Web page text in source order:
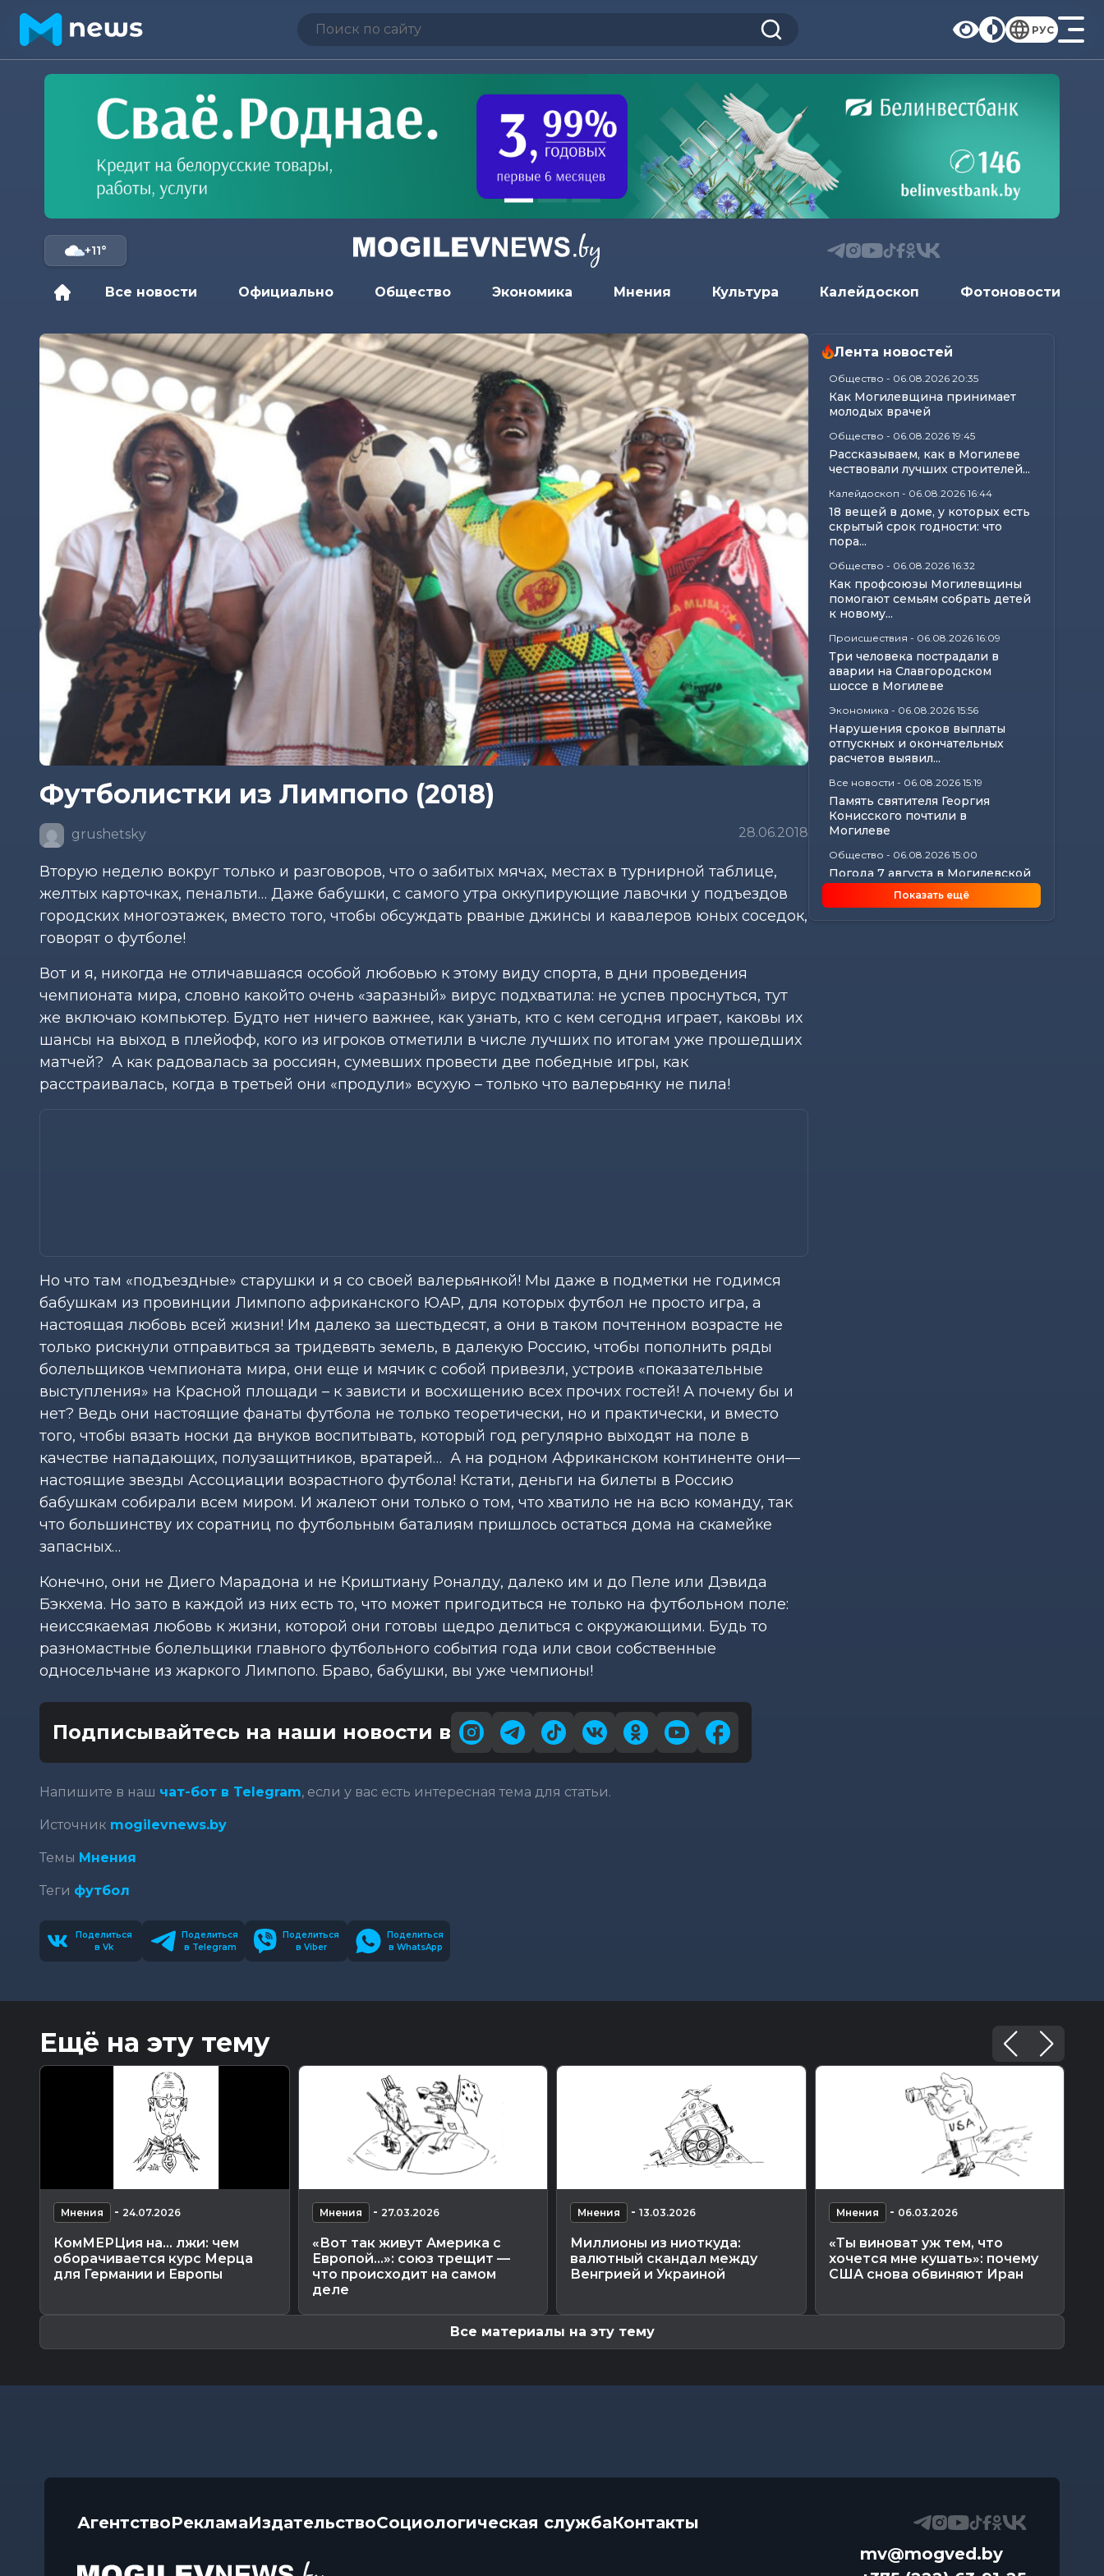
РУС
+11°
Все новости Официально Общество Экономика Мнения Культура Калейдоскоп Фотоновости
Футболистки из Лимпопо (2018)
grushetsky 28.06.2018
Вторую неделю вокруг только и разговоров, что о забитых мячах, местах в турнирной таблице,
желтых карточках, пенальти… Даже бабушки, с самого утра оккупирующие лавочки у подъездов
городских многоэтажек, вместо того, чтобы обсуждать рваные джинсы и кавалеров юных соседок,
говорят о футболе!
Вот и я, никогда не отличавшаяся особой любовью к этому виду спорта, в дни проведения
чемпионата мира, словно какой­то очень «заразный» вирус подхватила: не успев проснуться, тут
же включаю компьютер. Будто нет ничего важнее, как узнать, кто с кем сегодня играет, каковы их
шансы на выход в плей­офф, кого из игроков отметили в числе лучших по итогам уже прошедших
матчей? А как радовалась за россиян, сумевших провести две победные игры, как
расстраивалась, когда в третьей они «продули» всухую – только что валерьянку не пила!
Но что там «подъездные» старушки и я со своей валерьянкой! Мы даже в подметки не годимся
бабушкам из провинции Лимпопо африканского ЮАР, для которых футбол не просто игра, а
настоящая любовь всей жизни! Им далеко за шестьдесят, а они в таком почтенном возрасте не
только рискнули отправиться за тридевять земель, в далекую Россию, чтобы пополнить ряды
болельщиков чемпионата мира, они еще и мячик с собой привезли, устроив «показательные
выступления» на Красной площади – к зависти и восхищению всех прочих гостей! А почему бы и
нет? Ведь они настоящие фанаты футбола не только теоретически, но и практически, и вместо
того, чтобы вязать носки да внуков воспитывать, который год регулярно выходят на поле в
качестве нападающих, полузащитников, вратарей… А на родном Африканском континенте они—
настоящие звезды Ассоциации возрастного футбола! Кстати, деньги на билеты в Россию
бабушкам собирали всем миром. И жалеют они только о том, что хватило не на всю команду, так
что большинству их соратниц по футбольным баталиям пришлось остаться дома на скамейке
запасных…
Конечно, они не Диего Марадона и не Криштиану Роналду, далеко им и до Пеле или Дэвида
Бэкхема. Но зато в каждой из них есть то, что может пригодиться не только на футбольном поле:
неиссякаемая любовь к жизни, которой они готовы щедро делиться с окружающими. Будь то
разномастные болельщики главного футбольного события года или свои собственные
односельчане из жаркого Лимпопо. Браво, бабушки, вы уже чемпионы!
Подписывайтесь на наши новости в
Напишите в наш чат-бот в Telegram, если у вас есть интересная тема для статьи.
Источник mogilevnews.by
Темы Мнения
Теги футбол
Поделиться
в Vk
Поделиться
в Telegram
Поделиться
в Viber
Поделиться
в WhatsApp
Лента новостей
Общество - 06.08.2026 20:35
Как Могилевщина принимает
молодых врачей
Общество - 06.08.2026 19:45
Рассказываем, как в Могилеве
чествовали лучших строителей...
Калейдоскоп - 06.08.2026 16:44
18 вещей в доме, у которых есть
скрытый срок годности: что
пора...
Общество - 06.08.2026 16:32
Как профсоюзы Могилевщины
помогают семьям собрать детей
к новому...
Происшествия - 06.08.2026 16:09
Три человека пострадали в
аварии на Славгородском
шоссе в Могилеве
Экономика - 06.08.2026 15:56
Нарушения сроков выплаты
отпускных и окончательных
расчетов выявил...
Все новости - 06.08.2026 15:19
Память святителя Георгия
Конисского почтили в
Могилеве
Общество - 06.08.2026 15:00
Погода 7 августа в Могилевской
области: ливни, град,
шквалистый...
Показать ещё
Ещё на эту тему
Мнения - 24.07.2026
КомМЕРЦия на… лжи: чем
оборачивается курс Мерца
для Германии и Европы
Мнения - 27.03.2026
«Вот так живут Америка с
Европой…»: союз трещит —
что происходит на самом
деле
Мнения - 13.03.2026
Миллионы из ниоткуда:
валютный скандал между
Венгрией и Украиной
Мнения - 06.03.2026
«Ты виноват уж тем, что
хочется мне кушать»: почему
США снова обвиняют Иран
Все материалы на эту тему
АгентствоРекламаИздательствоСоциологическая службаКонтакты
mv@mogved.by